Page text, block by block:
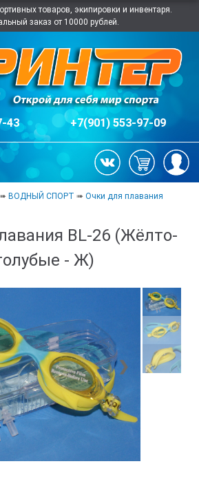
товаров, экипировки и инвентаря.
заказ от 10000 рублей.
43 +7(901) 553-97-09
➠ВОДНЫЙ СПОРТ ➠Очки для плавания
BL-26 (Жёлто-
- Ж)
❯